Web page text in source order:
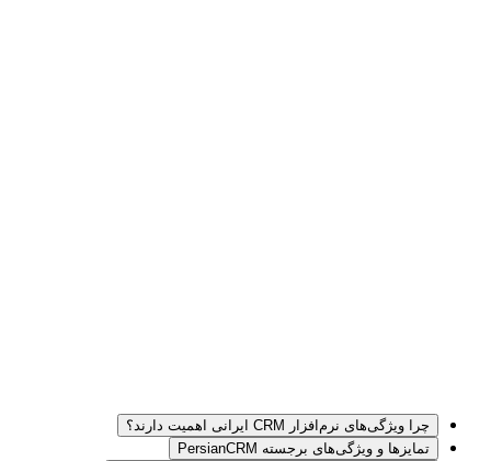
چرا ویژگی‌های نرم‌افزار CRM ایرانی اهمیت دارند؟
تمایزها و ویژگی‌های برجسته PersianCRM